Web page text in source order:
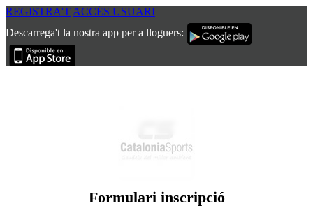
REGISTRA'T ACCÉS USUARI
Descarrega't la nostra app per a lloguers:
Formulari inscripció